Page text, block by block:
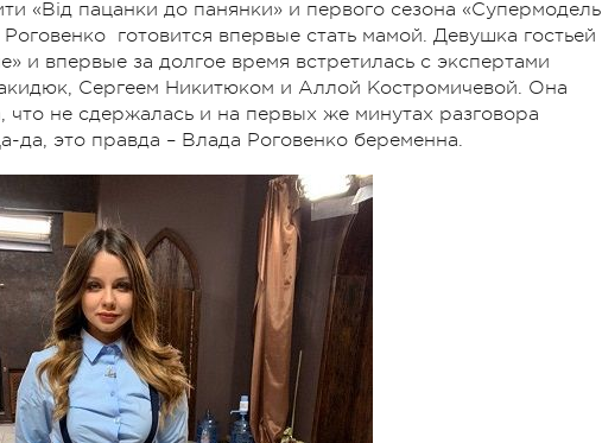
«Від пацанки до панянки» и первого сезона «Супермодель
готовится впервые стать мамой. Девушка гостьей
и впервые за долгое время встретилась с экспертами
Сергеем Никитюком и Аллой Костромичевой. Она
что не сдержалась и на первых же минутах разговора
да, это правда – Влада Роговенко беременна.